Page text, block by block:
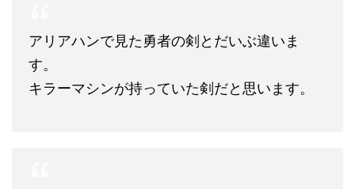
アリアハンで見た勇者の剣とだいぶ違いま
す。
キラーマシンが持っていた剣だと思います。